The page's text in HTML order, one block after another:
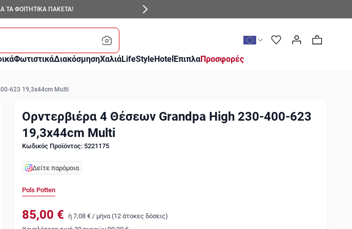
ΤΑ ΦΟΙΤΗΤΙΚΑ ΠΑΚΕΤΑ!
0
ΦωτιστικάΔιακόσμησηΧαλιάLifeStyleHotelΈπιπλαΠροσφορές
623 19,3x44cm Multi
Ορντερβιέρα 4 Θέσεων Grandpa High 230-400-623
19,3x44cm Multi
Κωδικός Προϊόντος: 5221175
Δείτε παρόμοια
Pols Potten
85,00 € ή 7,08 € / μήνα (12 άτοκες δόσεις)